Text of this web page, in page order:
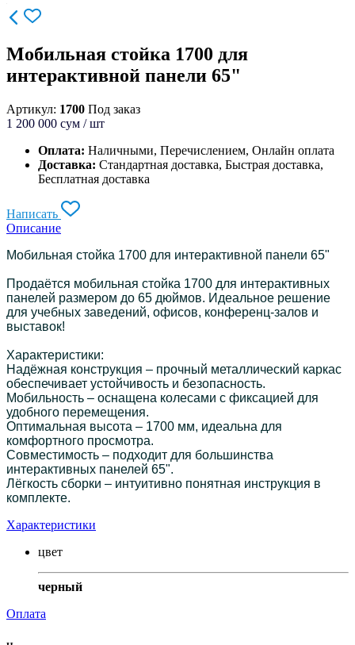
Мобильная стойка 1700 для
интерактивной панели 65"
Артикул: 1700 Под заказ
1 200 000 сум / шт
Оплата: Наличными, Перечислением, Онлайн оплата
Доставка: Стандартная доставка, Быстрая доставка,
Бесплатная доставка
Написать
Описание
Мобильная стойка 1700 для интерактивной панели 65"
Продаётся мобильная стойка 1700 для интерактивных
панелей размером до 65 дюймов. Идеальное решение
для учебных заведений, офисов, конференц-залов и
выставок!
Характеристики:
Надёжная конструкция – прочный металлический каркас
обеспечивает устойчивость и безопасность.
Мобильность – оснащена колесами с фиксацией для
удобного перемещения.
Оптимальная высота – 1700 мм, идеальна для
комфортного просмотра.
Совместимость – подходит для большинства
интерактивных панелей 65".
Лёгкость сборки – интуитивно понятная инструкция в
комплекте.
Характеристики
цвет
черный
Оплата